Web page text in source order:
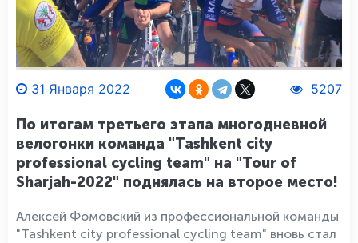
31 Января 2022 5207
По итогам третьего этапа многодневной
велогонки команда "Tashkent city
professional cycling team" на "Tour of
Sharjah-2022" поднялась на второе место!
Алексей Фомовский из профессиональной команды
"Tashkent city professional cycling team" вновь стал